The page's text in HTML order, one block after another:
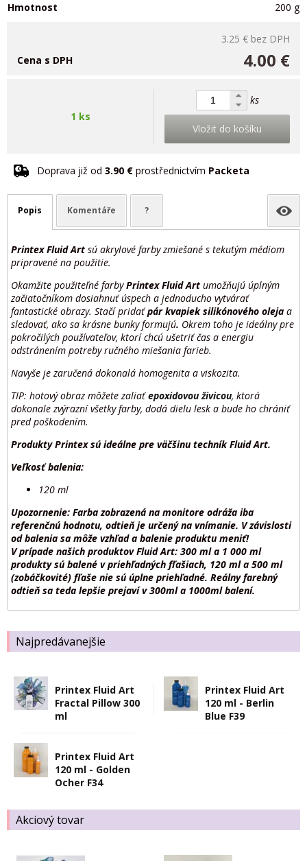
Najpredávanejšie
Printex Fluid Art
Fractal Pillow 300
ml
Printex Fluid Art
120 ml - Berlin
Blue F39
Printex Fluid Art
120 ml - Golden
Ocher F34
Akciový tovar
Hmotnost
200 g
3.25 € bez DPH
4.00 €
Cena s DPH
1 ks
ks
Vložit do košíku
Doprava již od 3.90 € prostřednictvím Packeta
Popis Komentáře ?
Printex Fluid Art sú akrylové farby zmiešané s tekutým médiom
pripravené na použitie.
Okamžite použiteľné farbyPrintex Fluid Art umožňujú úplným
začiatočníkom dosiahnuť úspech a jednoducho vytvárať
fantastické obrazy. Stačí pridaťpár kvapiek silikónového oleja a
sledovať, ako sa krásne bunky formujú. Okrem toho je ideálny pre
pokročilých používateľov, ktorí chcú ušetriť čas a energiu
odstránením potreby ručného miešania farieb.
Navyše je zaručená dokonalá homogenita a viskozita.
TIP: hotový obraz môžete zaliaťepoxidovou živicou, ktorá
dokonale zvýrazní všetky farby, dodá dielu lesk a bude ho chrániť
pred poškodením.
Produkty Printex sú ideálne pre väčšinu techník Fluid Art.
Veľkosť balenia:
120 ml
Upozornenie: Farba zobrazená na monitore odráža iba
referenčnú hodnotu, odtieň je určený na vnímanie. V závislosti
od balenia sa môže vzhľad a balenie produktu meniť!
V prípade našich produktov Fluid Art: 300 ml a 1 000 ml
produkty sú balené v priehľadných fľašiach, 120 ml a 500 ml
(zobáčkovité) fľaše nie sú úplne priehľadné. Reálny farebný
odtieň sa teda lepšie prejaví v 300ml a 1000ml balení.